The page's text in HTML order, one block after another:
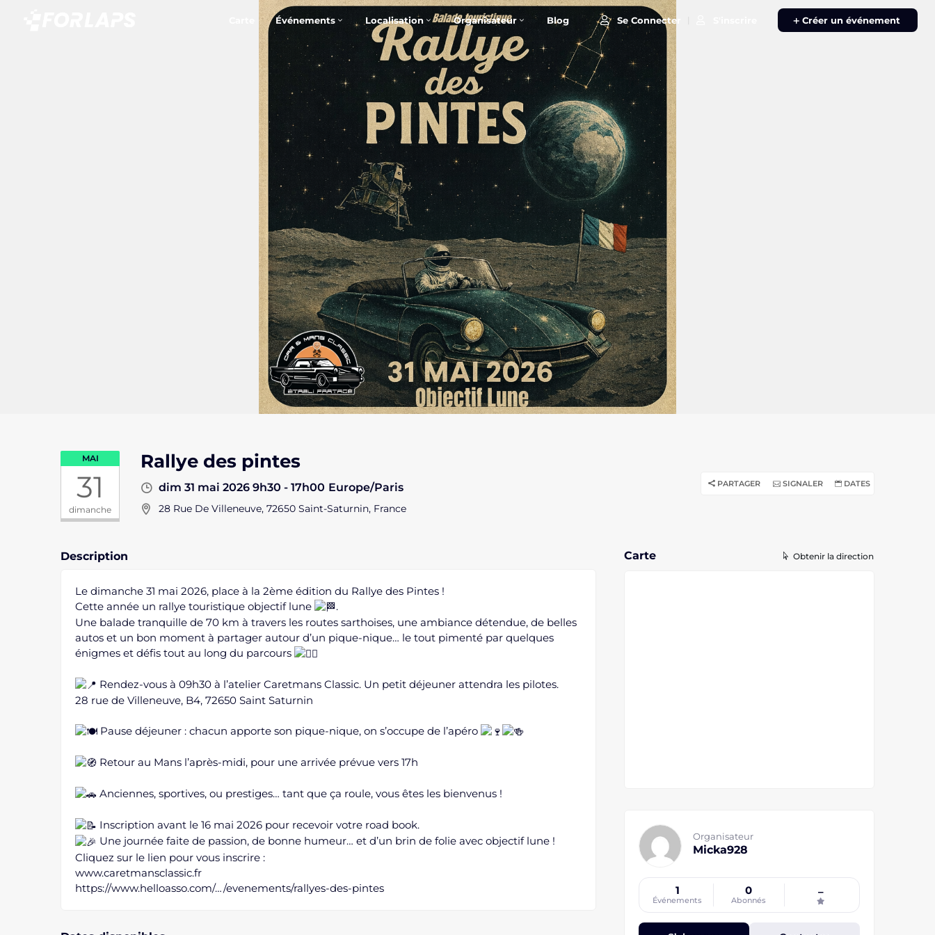
Événements Localisation Organisateur Blog Se Connecter Créer un événement
MAI
31
dimanche
Rallye des pintes
dim 31 mai 2026 9h30 - 17h00 Europe/Paris
28 Rue De Villeneuve, 72650 Saint-Saturnin, France
PARTAGER SIGNALER DATES
Description
Le dimanche 31 mai 2026, place à la 2ème édition du Rallye des Pintes !
Cette année un rallye touristique objectif lune
.
Une balade tranquille de 70 km à travers les routes sarthoises, une ambiance détendue, de belles
autos et un bon moment à partager autour d’un pique-nique… le tout pimenté par quelques
énigmes et défis tout au long du parcours
Rendez-vous à 09h30 à l’atelier Caretmans Classic. Un petit déjeuner attendra les pilotes.
28 rue de Villeneuve, B4, 72650 Saint Saturnin
Pause déjeuner : chacun apporte son pique-nique, on s’occupe de l’apéro
Retour au Mans l’après-midi, pour une arrivée prévue vers 17h
Anciennes, sportives, ou prestiges… tant que ça roule, vous êtes les bienvenus !
Inscription avant le 16 mai 2026 pour recevoir votre road book.
Une journée faite de passion, de bonne humeur… et d’un brin de folie avec objectif lune !
Cliquez sur le lien pour vous inscrire :
www.caretmansclassic.fr
https://www.helloasso.com/…/evenements/rallyes-des-pintes
Carte Obtenir la direction
Organisateur
Micka928
1
Événements
0
Abonnés
–